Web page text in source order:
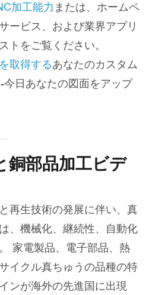
加工能力 または、ホームペ
ービス、および業界アプリ
トをご覧ください。
取得するあなたのカスタム
日あなたの図面をアップ
銅部品加工ビデ
再生技術の発展に伴い、真
、機械化、継続性、自動化
家電製品、電子部品、熱
イクル真ちゅうの品種の特
ンが海外の先進国に出現